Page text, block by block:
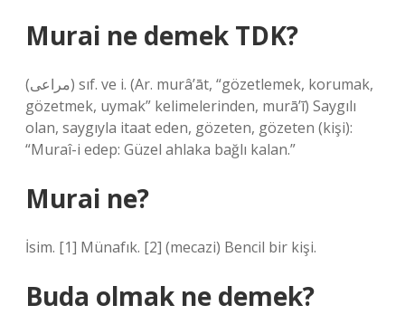
Murai ne demek TDK?
(ﻣﺮﺍﻋﻰ) sıf. ve i. (Ar. murâ’āt, “gözetlemek, korumak,
gözetmek, uymak” kelimelerinden, murā’ī) Saygılı
olan, saygıyla itaat eden, gözeten, gözeten (kişi):
“Muraî-i edep: Güzel ahlaka bağlı kalan.”
Murai ne?
İsim. [1] Münafık. [2] (mecazi) Bencil bir kişi.
Buda olmak ne demek?